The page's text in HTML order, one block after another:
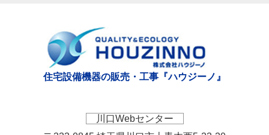
住宅設備機器の販売・工事『ハウジーノ』
川口Webセンター